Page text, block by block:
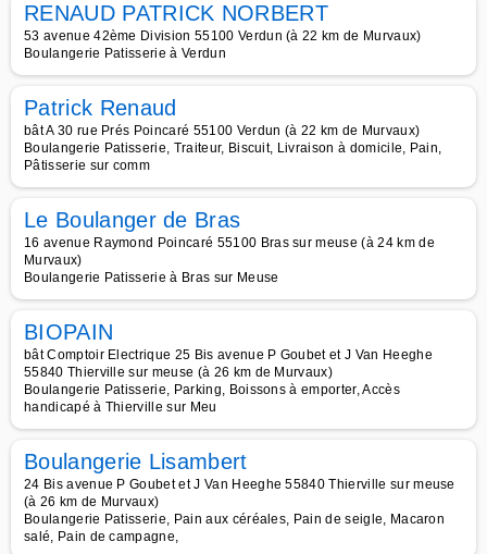
RENAUD PATRICK NORBERT
53 avenue 42ème Division 55100 Verdun (à 22 km de Murvaux)
Boulangerie Patisserie à Verdun
Patrick Renaud
bât A 30 rue Prés Poincaré 55100 Verdun (à 22 km de Murvaux)
Boulangerie Patisserie, Traiteur, Biscuit, Livraison à domicile, Pain,
Pâtisserie sur comm
Le Boulanger de Bras
16 avenue Raymond Poincaré 55100 Bras sur meuse (à 24 km de
Murvaux)
Boulangerie Patisserie à Bras sur Meuse
BIOPAIN
bât Comptoir Electrique 25 Bis avenue P Goubet et J Van Heeghe
55840 Thierville sur meuse (à 26 km de Murvaux)
Boulangerie Patisserie, Parking, Boissons à emporter, Accès
handicapé à Thierville sur Meu
Boulangerie Lisambert
24 Bis avenue P Goubet et J Van Heeghe 55840 Thierville sur meuse
(à 26 km de Murvaux)
Boulangerie Patisserie, Pain aux céréales, Pain de seigle, Macaron
salé, Pain de campagne,